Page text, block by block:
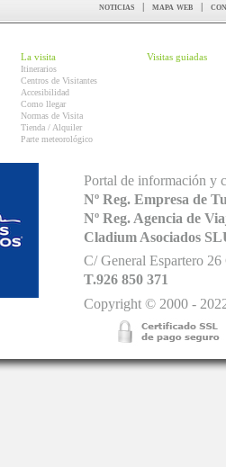
noticias | mapa web |
La visita
Itinerarios
Centros de Visitantes
Accesibilidad
Como llegar
Normas de Visita
Tienda / Alquiler
Parte meteorológico
Visitas guiadas
Portal de información y
Nº Reg. Empresa de
Nº Reg. Agencia de
Cladium Asociados
C/ General Espartero
T.926 850 371
Copyright © 2000 -